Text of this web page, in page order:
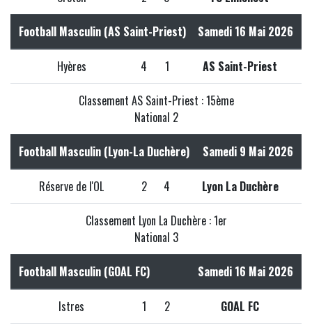
Football Masculin (AS Saint-Priest) Samedi 16 Mai 2026
Hyères 4 1 AS Saint-Priest
Classement AS Saint-Priest : 15ème
National 2
Football Masculin (Lyon-La Duchère) Samedi 9 Mai 2026
Réserve de l'OL 2 4 Lyon La Duchère
Classement Lyon La Duchère : 1er
National 3
Football Masculin (GOAL FC) Samedi 16 Mai 2026
Istres 1 2 GOAL FC